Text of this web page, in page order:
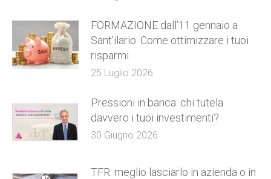
FORMAZIONE dall’11 gennaio a
Sant’ilario: Come ottimizzare i tuoi
risparmi
25 Luglio 2026
Pressioni in banca: chi tutela
davvero i tuoi investimenti?
30 Giugno 2026
TFR: meglio lasciarlo in azienda o in